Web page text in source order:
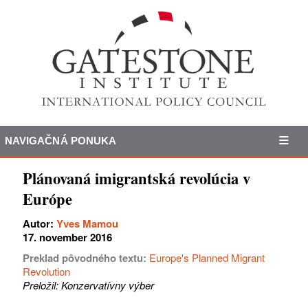
NAVIGAČNÁ PONUKA
Plánovaná imigrantská revolúcia v
Európe
Autor: Yves Mamou
17. november 2016
Preklad pôvodného textu: Europe's Planned Migrant
Revolution
Preložil: Konzervatívny výber